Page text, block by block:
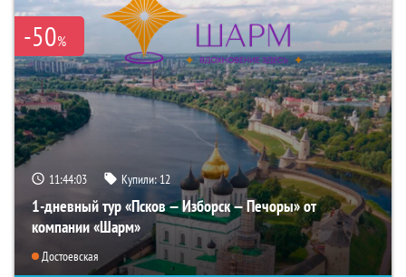
-50%
11:44:02 Купили:12
1-дневный тур «Псков — Изборск — Печоры» от
компании «Шарм»
Достоевская